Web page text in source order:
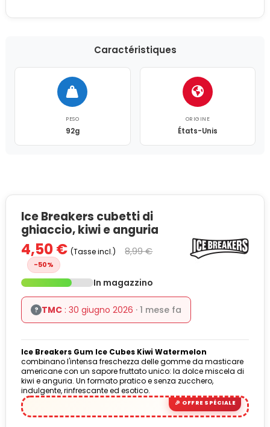
Caractéristiques
PESO
92g
ORIGINE
États-Unis
Ice Breakers cubetti di
ghiaccio, kiwi e anguria
4,50 € (Tasse incl.) 8,99 €
-50%
In magazzino
? TMC : 30 giugno 2026 · 1 mese fa
Ice Breakers Gum Ice Cubes Kiwi Watermelon
combinano l'intensa freschezza delle gomme da masticare
americane con un sapore fruttato unico: la dolce miscela di
kiwi e anguria. Un formato pratico e senza zucchero,
indulgente, rinfrescante ed esotico.